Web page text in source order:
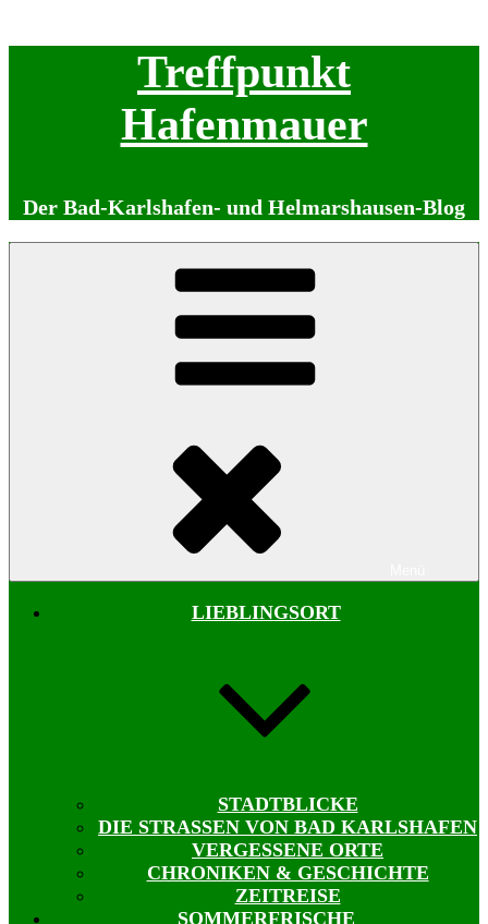
Treffpunkt
Hafenmauer
Der Bad-Karlshafen- und Helmarshausen-Blog
LIEBLINGSORT
STADTBLICKE
DIE STRASSEN VON BAD KARLSHAFEN
VERGESSENE ORTE
CHRONIKEN & GESCHICHTE
ZEITREISE
SOMMERFRISCHE